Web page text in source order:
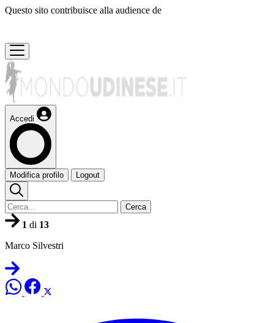
Questo sito contribuisce alla audience de
Accedi
Modifica profilo Logout
Cerca
1 di 13
Marco Silvestri